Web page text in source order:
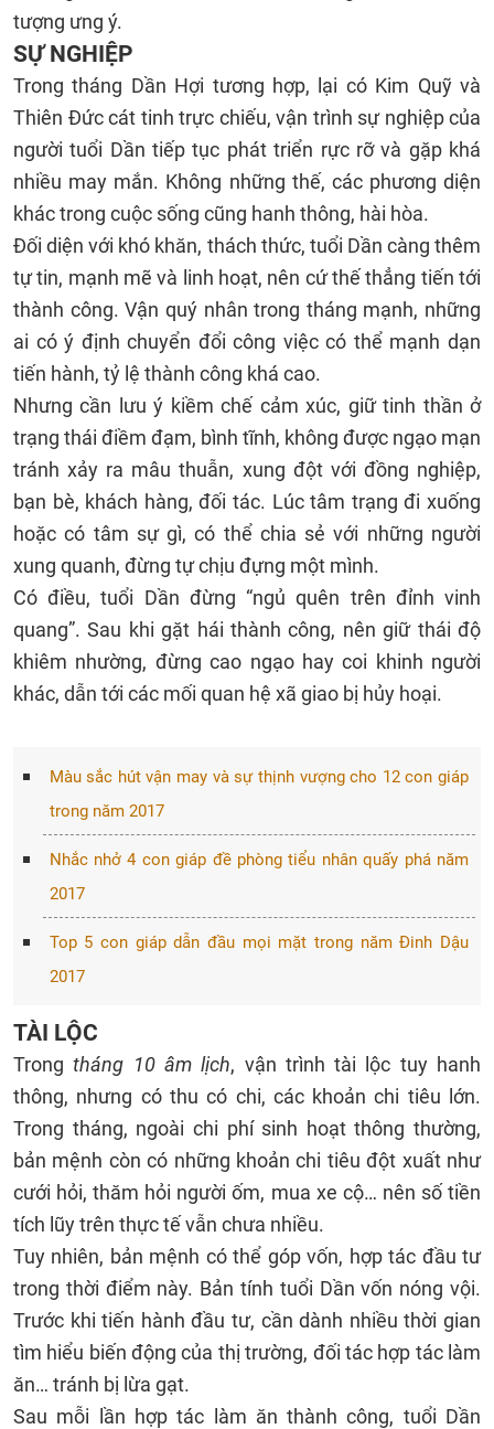
tượng ưng ý.
SỰ NGHIỆP
Trong tháng Dần Hợi tương hợp, lại có Kim Quỹ và
Thiên Đức cát tinh trực chiếu, vận trình sự nghiệp của
người tuổi Dần tiếp tục phát triển rực rỡ và gặp khá
nhiều may mắn. Không những thế, các phương diện
khác trong cuộc sống cũng hanh thông, hài hòa.
Đối diện với khó khăn, thách thức, tuổi Dần càng thêm
tự tin, mạnh mẽ và linh hoạt, nên cứ thế thẳng tiến tới
thành công. Vận quý nhân trong tháng mạnh, những
ai có ý định chuyển đổi công việc có thể mạnh dạn
tiến hành, tỷ lệ thành công khá cao.
Nhưng cần lưu ý kiềm chế cảm xúc, giữ tinh thần ở
trạng thái điềm đạm, bình tĩnh, không được ngạo mạn
tránh xảy ra mâu thuẫn, xung đột với đồng nghiệp,
bạn bè, khách hàng, đối tác. Lúc tâm trạng đi xuống
hoặc có tâm sự gì, có thể chia sẻ với những người
xung quanh, đừng tự chịu đựng một mình.
Có điều, tuổi Dần đừng “ngủ quên trên đỉnh vinh
quang”. Sau khi gặt hái thành công, nên giữ thái độ
khiêm nhường, đừng cao ngạo hay coi khinh người
khác, dẫn tới các mối quan hệ xã giao bị hủy hoại.
Màu sắc hút vận may và sự thịnh vượng cho 12 con giáp
trong năm 2017
Nhắc nhở 4 con giáp đề phòng tiểu nhân quấy phá năm
2017
Top 5 con giáp dẫn đầu mọi mặt trong năm Đinh Dậu
2017
TÀI LỘC
Trongtháng 10 âm lịch, vận trình tài lộc tuy hanh
thông, nhưng có thu có chi, các khoản chi tiêu lớn.
Trong tháng, ngoài chi phí sinh hoạt thông thường,
bản mệnh còn có những khoản chi tiêu đột xuất như
cưới hỏi, thăm hỏi người ốm, mua xe cộ… nên số tiền
tích lũy trên thực tế vẫn chưa nhiều.
Tuy nhiên, bản mệnh có thể góp vốn, hợp tác đầu tư
trong thời điểm này. Bản tính tuổi Dần vốn nóng vội.
Trước khi tiến hành đầu tư, cần dành nhiều thời gian
tìm hiểu biến động của thị trường, đối tác hợp tác làm
ăn… tránh bị lừa gạt.
Sau mỗi lần hợp tác làm ăn thành công, tuổi Dần